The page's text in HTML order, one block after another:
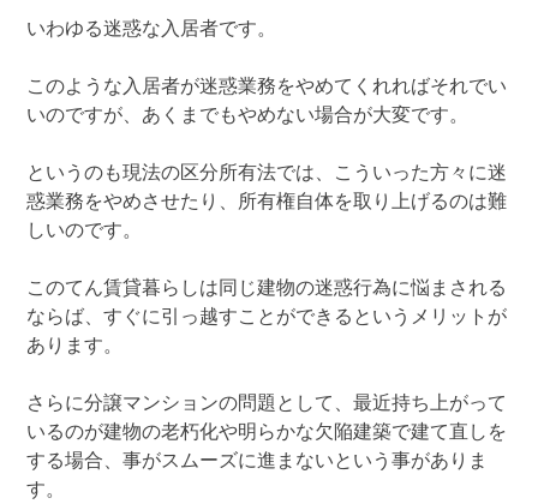
いわゆる迷惑な入居者です。
このような入居者が迷惑業務をやめてくれればそれでい
いのですが、あくまでもやめない場合が大変です。
というのも現法の区分所有法では、こういった方々に迷
惑業務をやめさせたり、所有権自体を取り上げるのは難
しいのです。
このてん賃貸暮らしは同じ建物の迷惑行為に悩まされる
ならば、すぐに引っ越すことができるというメリットが
あります。
さらに分譲マンションの問題として、最近持ち上がって
いるのが建物の老朽化や明らかな欠陥建築で建て直しを
する場合、事がスムーズに進まないという事がありま
す。